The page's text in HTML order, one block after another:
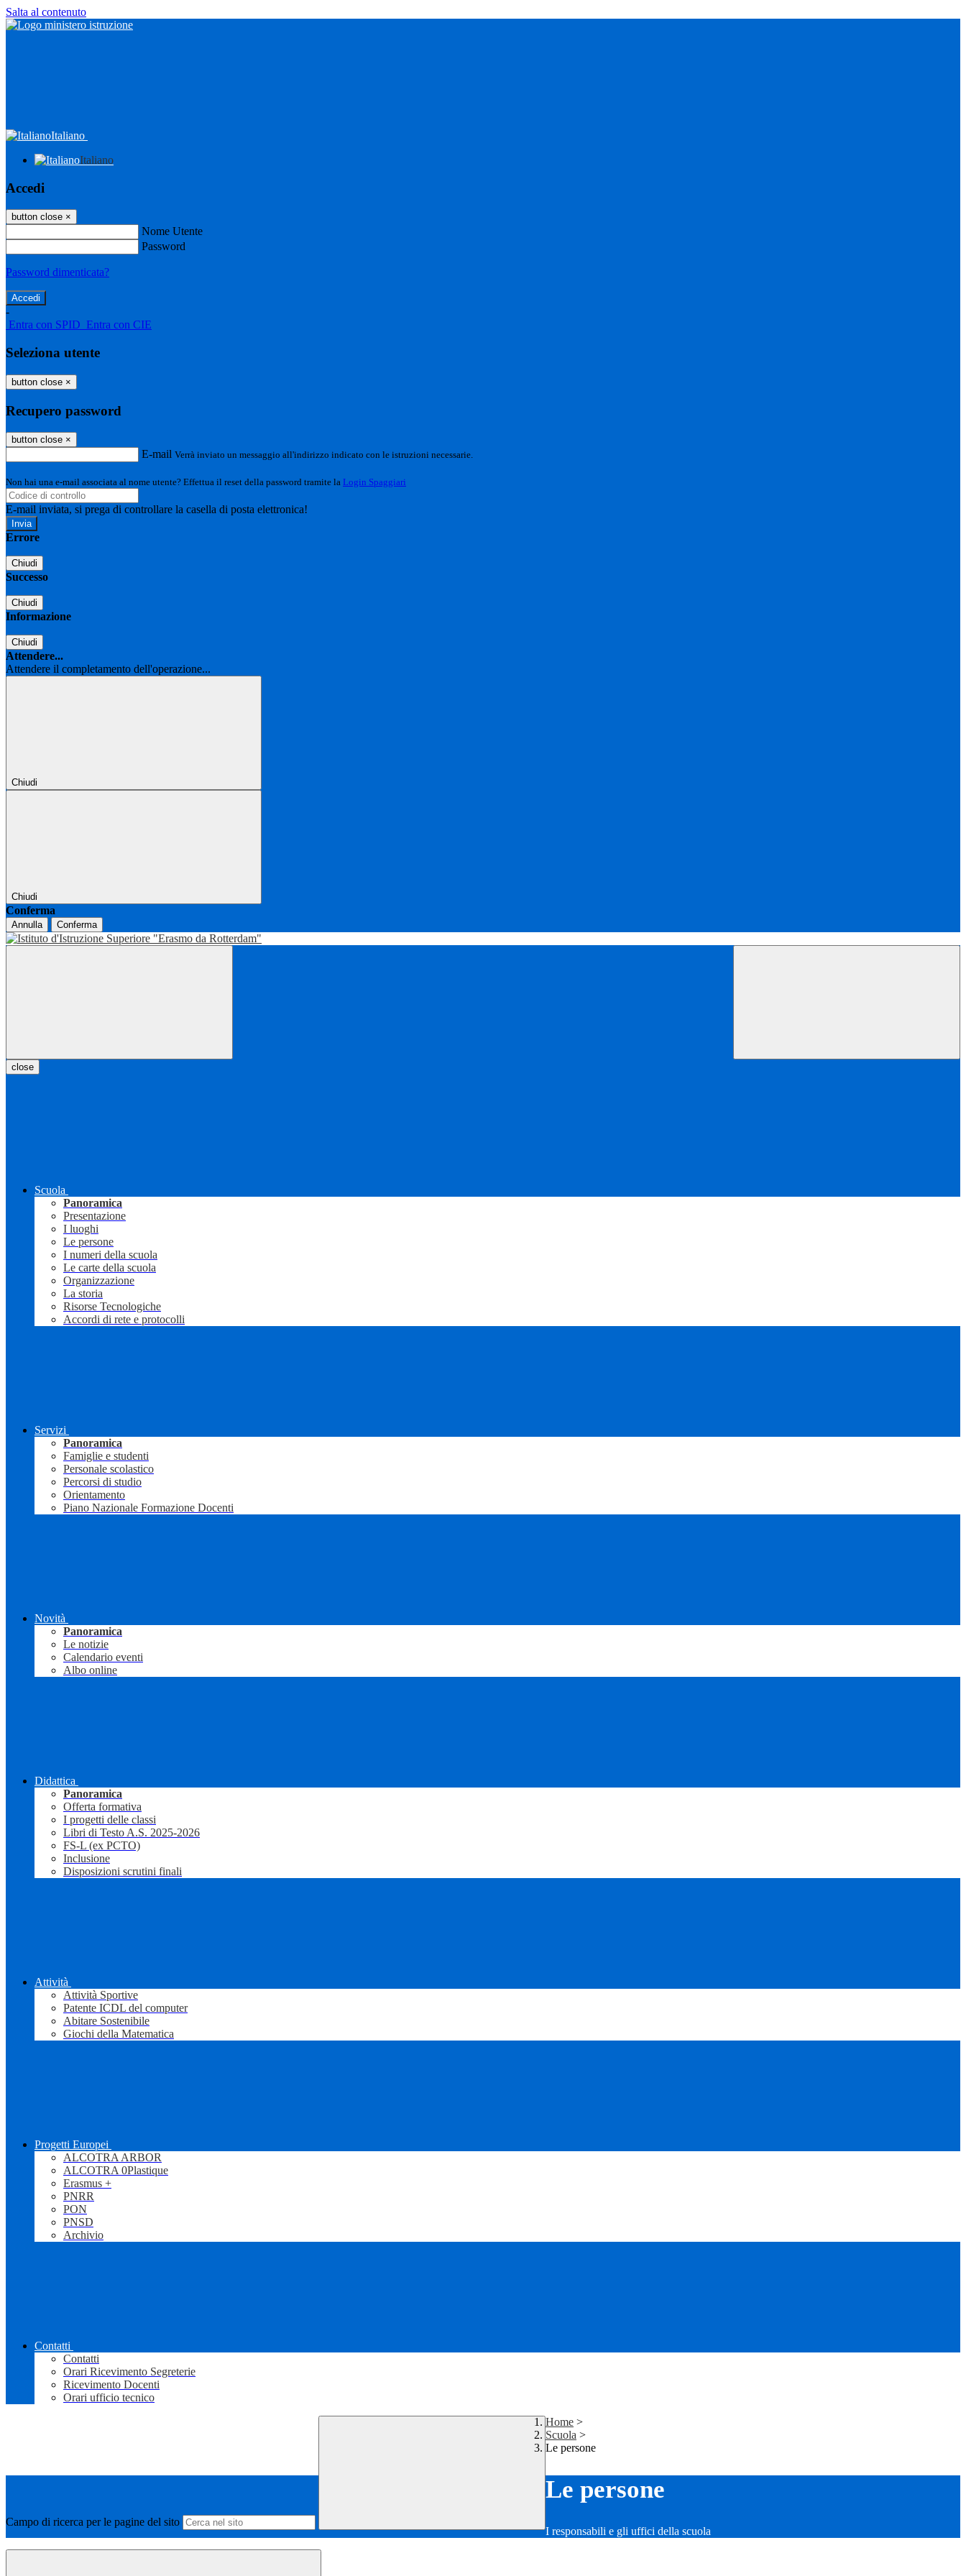
Salta al contenuto
Italiano
Italiano
Accedi
button close ×
Nome Utente
Password
Password dimenticata?
-
Entra con SPID Entra con CIE
Seleziona utente
button close ×
Recupero password
button close ×
E-mail Verrà inviato un messaggio all'indirizzo indicato con le istruzioni necessarie.
Non hai una e-mail associata al nome utente? Effettua il reset della password tramite la Login Spaggiari
E-mail inviata, si prega di controllare la casella di posta elettronica!
Errore
Chiudi
Successo
Chiudi
Informazione
Chiudi
Attendere...
Attendere il completamento dell'operazione...
Chiudi
Chiudi
Conferma
Annulla Conferma
close
Scuola
Panoramica
Presentazione
I luoghi
Le persone
I numeri della scuola
Le carte della scuola
Organizzazione
La storia
Risorse Tecnologiche
Accordi di rete e protocolli
Servizi
Panoramica
Famiglie e studenti
Personale scolastico
Percorsi di studio
Orientamento
Piano Nazionale Formazione Docenti
Novità
Panoramica
Le notizie
Calendario eventi
Albo online
Didattica
Panoramica
Offerta formativa
I progetti delle classi
Libri di Testo A.S. 2025-2026
FS-L (ex PCTO)
Inclusione
Disposizioni scrutini finali
Attività
Attività Sportive
Patente ICDL del computer
Abitare Sostenibile
Giochi della Matematica
Progetti Europei
ALCOTRA ARBOR
ALCOTRA 0Plastique
Erasmus +
PNRR
PON
PNSD
Archivio
Contatti
Contatti
Orari Ricevimento Segreterie
Ricevimento Docenti
Orari ufficio tecnico
Campo di ricerca per le pagine del sito
Home >
Scuola >
Le persone
Le persone
I responsabili e gli uffici della scuola